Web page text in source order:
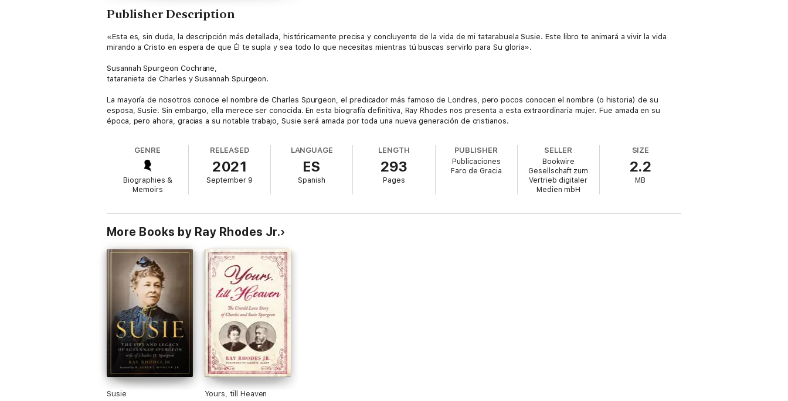
Publisher Description
«Esta es, sin duda, la descripción más detallada, históricamente precisa y concluyente de la vida de mi tatarabuela Susie. Este libro te animará a vivir la vida
mirando a Cristo en espera de que Él te supla y sea todo lo que necesitas mientras tú buscas servirlo para Su gloria».
Susannah Spurgeon Cochrane,
tataranieta de Charles y Susannah Spurgeon.
La mayoría de nosotros conoce el nombre de Charles Spurgeon, el predicador más famoso de Londres, pero pocos conocen el nombre (o historia) de su
esposa, Susie. Sin embargo, ella merece ser conocida. En esta biografía definitiva, Ray Rhodes nos presenta a esta extraordinaria mujer. Fue amada en su
época, pero ahora, gracias a su notable trabajo, Susie será amada por toda una nueva generación de cristianos.
GENRE
Biographies &
Memoirs
RELEASED
2021
September 9
LANGUAGE
ES
Spanish
LENGTH
293
Pages
PUBLISHER
Publicaciones
Faro de Gracia
SELLER
Bookwire
Gesellschaft zum
Vertrieb digitaler
Medien mbH
SIZE
2.2
MB
More Books by Ray Rhodes Jr.
Susie Yours, till Heaven